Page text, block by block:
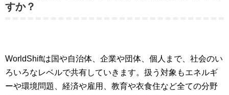
すか？
WorldShiftは国や自治体、企業や団体、個人まで、社会のい
ろいろなレベルで共有していきます。扱う対象もエネルギ
ーや環境問題、経済や雇用、教育や衣食住など全ての分野